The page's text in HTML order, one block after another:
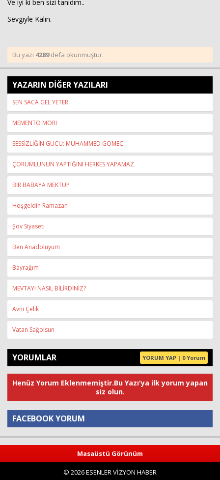
Ve iyi ki ben sizi tanıdım..
Sevgiyle Kalın.
Bu yazı 4289defa okunmuştur.
YAZARIN DİĞER YAZILARI
SEN SACA GEL YETER
MEMENTO MORI
SESSİZLİĞİN GÜCÜ: MUHAMMED GÖMEÇ
ÇORUMLUNUN YAPTIĞINI HERKES YAPAMAZ
BİR BABAYA MEKTUP
Hoşgeldin Ramazan
Şov Siyaseti
Ben Anadoluyum
Bayrağım
MEVTAYI NASIL BİLİRDİNİZ?
Avni Çelik
Vatan Sağolsun
YORUMLAR YORUM YAP | 0 Yorum
Henüz Yorum Eklenmemiştir.Bu Yazı'ya ilk yorum yapan
siz olun.
FACEBOOK YORUM
Masaüstü Görünüm
© 2026 ESENLER VİZYON HABER